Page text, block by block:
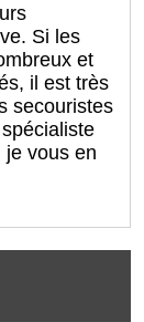
Si les
et
il est très
secouristes
je vous en